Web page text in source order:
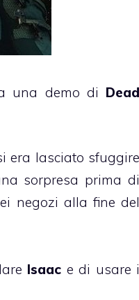
una demo di Dead
era lasciato sfuggire
sorpresa prima di
negozi alla fine del
Isaac e di usare i